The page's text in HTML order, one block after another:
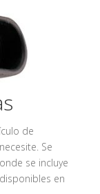
de
Se
se incluye
en